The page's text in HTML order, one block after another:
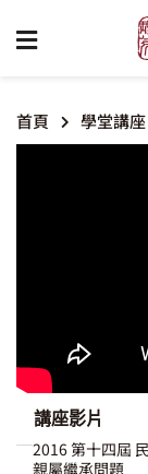
首頁 學堂講座
講座影片
2016 第十四屆
親屬繼承問題